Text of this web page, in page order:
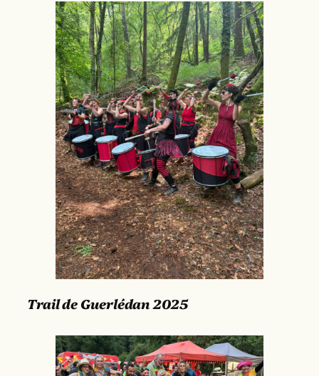
Trail de Guerlédan 2025